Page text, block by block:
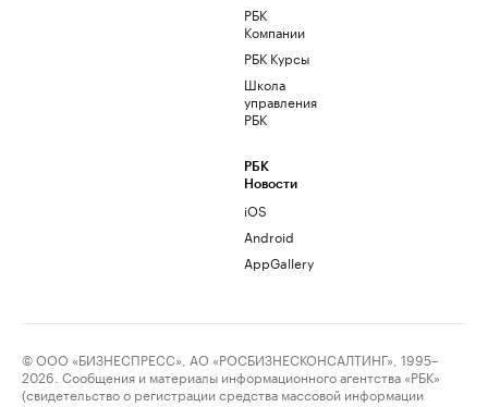
РБК
Компании
РБК Курсы
Школа
управления
РБК
РБК
Новости
iOS
Android
AppGallery
© ООО «БИЗНЕСПРЕСС», АО «РОСБИЗНЕСКОНСАЛТИНГ», 1995–
2026. Сообщения и материалы информационного агентства «РБК»
(свидетельство о регистрации средства массовой информации